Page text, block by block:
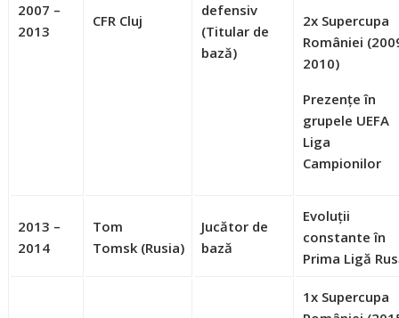
2007 –
2013
CFR Cluj
defensiv
(Titular de
bază)
2x Supercupa
României
2010)
Prezențe în
grupele UEFA
Liga
Campionilor
2013 –
2014
Tom
Tomsk (Rusia)
Jucător de
bază
Evoluții
constante în
Prima Ligă
1x Supercupa